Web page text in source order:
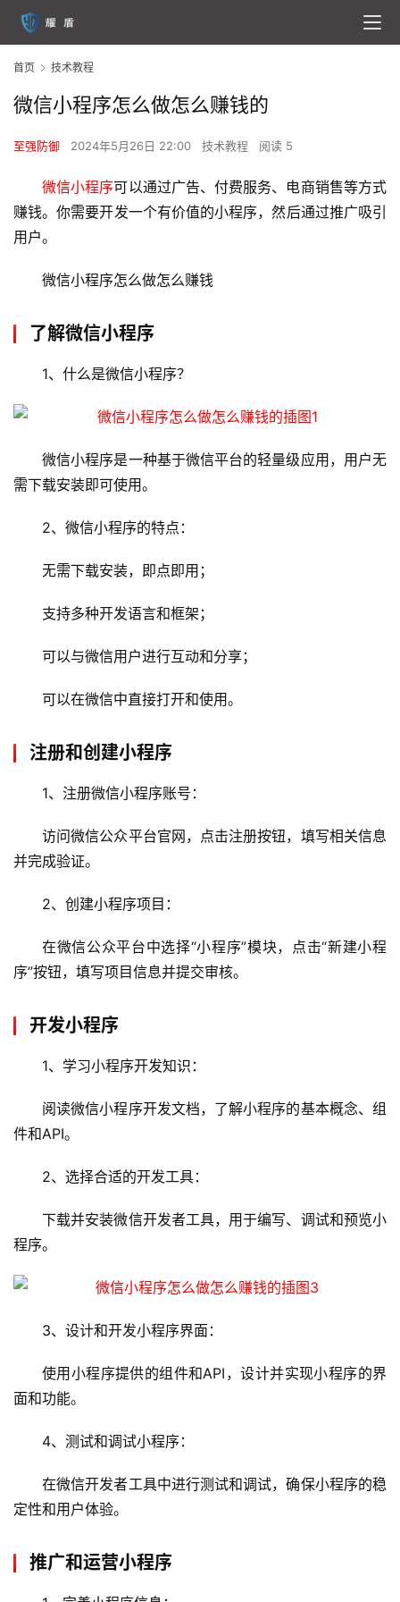
页
首页 技术教程
微信小程序怎么做怎么赚钱的
至强防御 2024年5月26日 22:00 技术教程 阅读 5
微信小程序可以通过广告、付费服务、电商销售等方式
赚钱。你需要开发一个有价值的小程序，然后通过推广吸引
用户。
微信小程序怎么做怎么赚钱
了解微信小程序
1、什么是微信小程序？
微信小程序是一种基于微信平台的轻量级应用，用户无
需下载安装即可使用。
2、微信小程序的特点：
无需下载安装，即点即用；
支持多种开发语言和框架；
可以与微信用户进行互动和分享；
可以在微信中直接打开和使用。
注册和创建小程序
1、注册微信小程序账号：
访问微信公众平台官网，点击注册按钮，填写相关信息
并完成验证。
2、创建小程序项目：
在微信公众平台中选择“小程序”模块，点击“新建小程
序”按钮，填写项目信息并提交审核。
开发小程序
1、学习小程序开发知识：
阅读微信小程序开发文档，了解小程序的基本概念、组
件和API。
2、选择合适的开发工具：
下载并安装微信开发者工具，用于编写、调试和预览小
程序。
3、设计和开发小程序界面：
使用小程序提供的组件和API，设计并实现小程序的界
面和功能。
4、测试和调试小程序：
在微信开发者工具中进行测试和调试，确保小程序的稳
定性和用户体验。
推广和运营小程序